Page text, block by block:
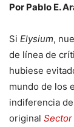
Por Pablo E.
Si Elysium,
de línea de
hubiese
mundo de los
indiferencia
original Sector